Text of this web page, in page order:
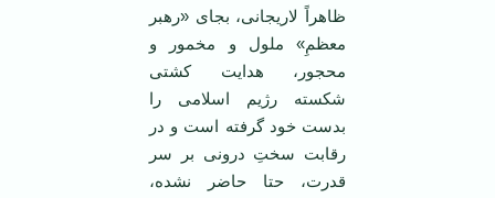
ظاهراً لاریجانی، بجای «رهبر
معظمِ» ملول و مخمور و
محجور، هدایت کشتی
شکسته رژیم اسلامی را
بدست خود گرفته است و در
رقابت سختِ درونی بر سر
قدرت، حتا حاضر نشده،